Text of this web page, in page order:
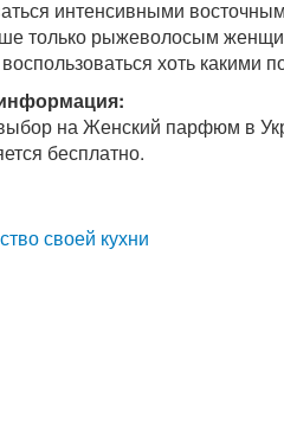
интенсивными
только рыжеволосым
хоть какими
на Женский парфюм в
бесплатно.
своей кухни